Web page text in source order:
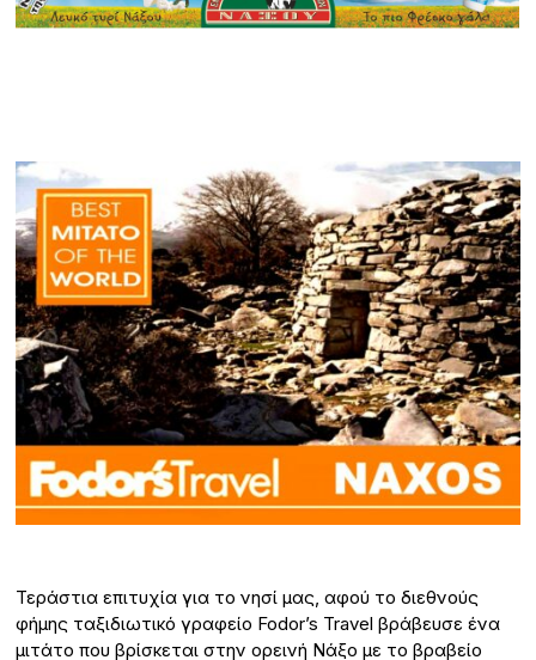
Τεράστια επιτυχία για το νησί μας, αφού το διεθνούς
φήμης ταξιδιωτικό γραφείο Fodor’s Travel βράβευσε ένα
μιτάτο που βρίσκεται στην ορεινή Νάξο με το βραβείο